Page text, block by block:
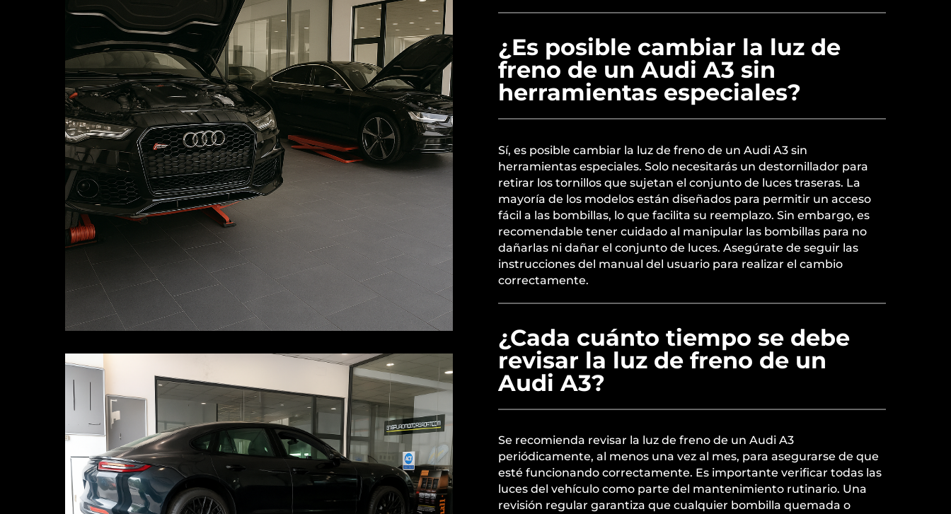
¿Es posible cambiar la luz de
freno de un Audi A3 sin
herramientas especiales?
Sí, es posible cambiar la luz de freno de un Audi A3 sin
herramientas especiales. Solo necesitarás un destornillador para
retirar los tornillos que sujetan el conjunto de luces traseras. La
mayoría de los modelos están diseñados para permitir un acceso
fácil a las bombillas, lo que facilita su reemplazo. Sin embargo, es
recomendable tener cuidado al manipular las bombillas para no
dañarlas ni dañar el conjunto de luces. Asegúrate de seguir las
instrucciones del manual del usuario para realizar el cambio
correctamente.
¿Cada cuánto tiempo se debe
revisar la luz de freno de un
Audi A3?
Se recomienda revisar la luz de freno de un Audi A3
periódicamente, al menos una vez al mes, para asegurarse de que
esté funcionando correctamente. Es importante verificar todas las
luces del vehículo como parte del mantenimiento rutinario. Una
revisión regular garantiza que cualquier bombilla quemada o